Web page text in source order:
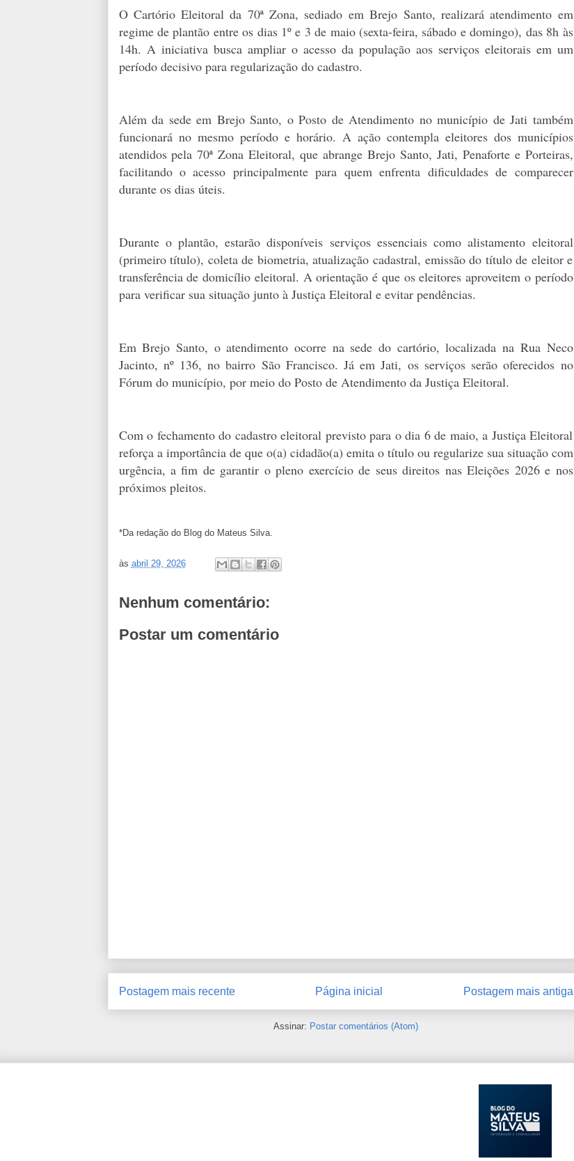
O Cartório Eleitoral da 70ª Zona, sediado em Brejo Santo, realizará atendimento em
regime de plantão entre os dias 1º e 3 de maio (sexta-feira, sábado e domingo), das 8h às
14h. A iniciativa busca ampliar o acesso da população aos serviços eleitorais em um
período decisivo para regularização do cadastro.
Além da sede em Brejo Santo, o Posto de Atendimento no município de Jati também
funcionará no mesmo período e horário. A ação contempla eleitores dos municípios
atendidos pela 70ª Zona Eleitoral, que abrange Brejo Santo, Jati, Penaforte e Porteiras,
facilitando o acesso principalmente para quem enfrenta dificuldades de comparecer
durante os dias úteis.
Durante o plantão, estarão disponíveis serviços essenciais como alistamento eleitoral
(primeiro título), coleta de biometria, atualização cadastral, emissão do título de eleitor e
transferência de domicílio eleitoral. A orientação é que os eleitores aproveitem o período
para verificar sua situação junto à Justiça Eleitoral e evitar pendências.
Em Brejo Santo, o atendimento ocorre na sede do cartório, localizada na Rua Neco
Jacinto, nº 136, no bairro São Francisco. Já em Jati, os serviços serão oferecidos no
Fórum do município, por meio do Posto de Atendimento da Justiça Eleitoral.
Com o fechamento do cadastro eleitoral previsto para o dia 6 de maio, a Justiça Eleitoral
reforça a importância de que o(a) cidadão(a) emita o título ou regularize sua situação com
urgência, a fim de garantir o pleno exercício de seus direitos nas Eleições 2026 e nos
próximos pleitos.
*Da redação do Blog do Mateus Silva.
às abril 29, 2026
Nenhum comentário:
Postar um comentário
Postagem mais recente Postagem mais antiga
Página inicial
Assinar: Postar comentários (Atom)